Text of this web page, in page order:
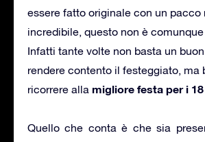
essere fatto originale con un pacco
incredibile, questo non è
Infatti tante volte non basta un
rendere contento il festeggiato, ma
ricorrere alla migliore festa per i
Quello che conta è che sia